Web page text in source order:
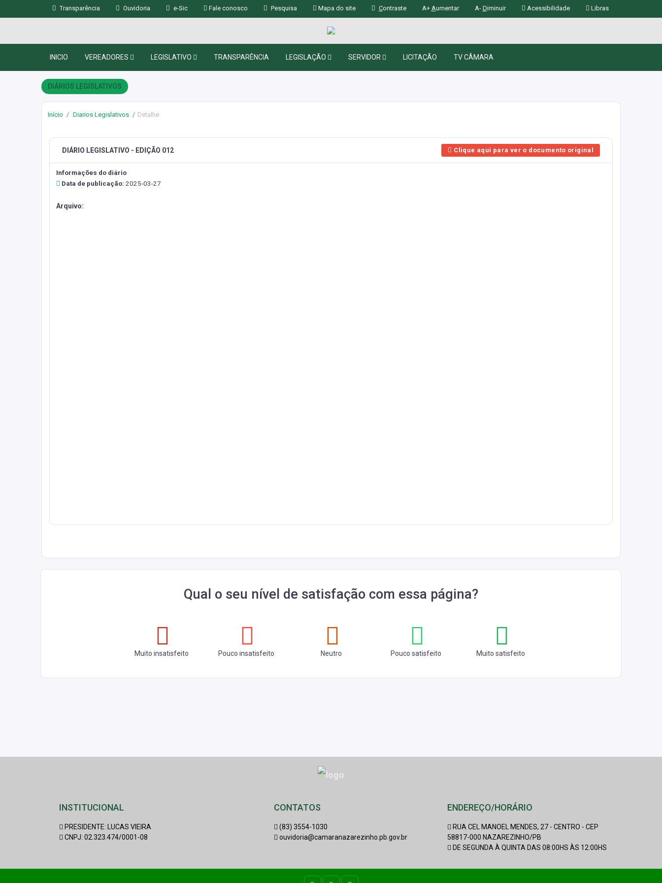
Transparência Ouvidoria e-Sic Fale conosco Pesquisa Mapa do site Contraste A+ Aumentar A- Diminuir Acessibilidade Libras
INICIO VEREADORES LEGISLATIVO TRANSPARÊNCIA LEGISLAÇÃO SERVIDOR LICITAÇÃO TV CÂMARA
DIÁRIOS LEGISLATIVOS
Início Diarios Legislativos Detalhe
DIÁRIO LEGISLATIVO - EDIÇÃO 012 Clique aqui para ver o documento original
Informações do diário
Data de publicação: 2025-03-27
Arquivo:
Qual o seu nível de satisfação com essa página?
Muito insatisfeito Pouco insatisfeito Neutro Pouco satisfeito Muito satisfeito
INSTITUCIONAL
PRESIDENTE: LUCAS VIEIRA
CNPJ: 02.323.474/0001-08
CONTATOS
(83) 3554-1030
ouvidoria@camaranazarezinho.pb.gov.br
ENDEREÇO/HORÁRIO
RUA CEL MANOEL MENDES, 27 - CENTRO - CEP
58817-000 NAZAREZINHO/PB
DE SEGUNDA À QUINTA DAS 08:00HS ÀS 12:00HS